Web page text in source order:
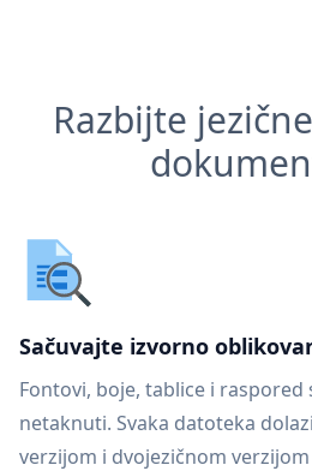
Razbijte
Sačuvajte izvorno
Fontovi, boje, tablice i raspored
netaknuti. Svaka datoteka
verzijom i dvojezičnom